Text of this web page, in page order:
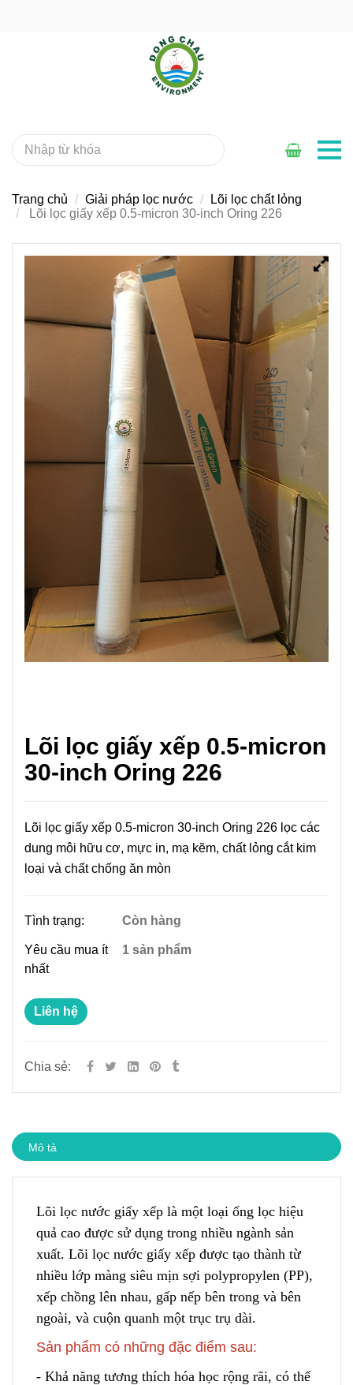
Lõi lọc giấy xếp 0.5-micron
30-inch Oring 226
Lõi lọc giấy xếp 0.5-micron 30-inch Oring 226 lọc các
dung môi hữu cơ, mực in, mạ kẽm, chất lỏng cắt kim
loại và chất chống ăn mòn
Tình trạng: Còn hàng
Yêu cầu mua ít
nhất
1 sản phẩm
Liên hệ
Chia sẻ:
Mô tả
Lõi lọc nước giấy xếp là một loại ống lọc hiệu
quả cao được sử dụng trong nhiều ngành sản
xuất. Lõi lọc nước giấy xếp được tạo thành từ
nhiều lớp màng siêu mịn sợi polypropylen (PP),
xếp chồng lên nhau, gấp nếp bên trong và bên
ngoài, và cuộn quanh một trục trụ dài.
Sản phẩm có những đặc điểm sau:
- Khả năng tương thích hóa học rộng rãi, có thể
Trang chủ Giải pháp lọc nước
Lõi lọc chất lỏng
Lõi lọc giấy xếp 0.5-micron 30-inch Oring 226